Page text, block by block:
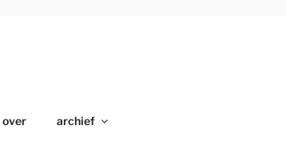
over archief